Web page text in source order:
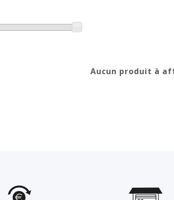
Aucun produit à